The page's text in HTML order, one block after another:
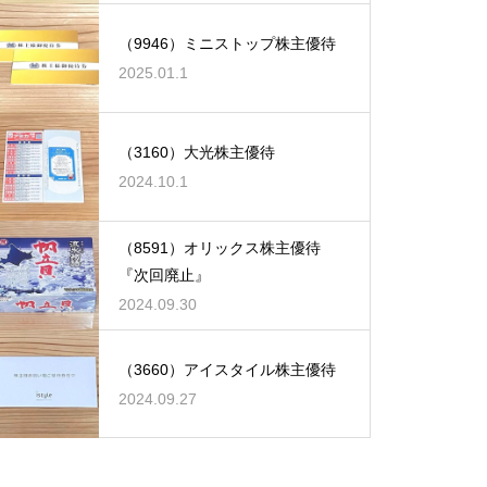
（9946）ミニストップ株主優待
2025.01.1
（3160）大光株主優待
2024.10.1
（8591）オリックス株主優待
『次回廃止』
2024.09.30
（3660）アイスタイル株主優待
2024.09.27